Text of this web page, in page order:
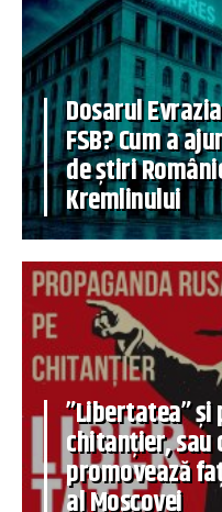
Dosarul
FSB? Cum a
de știri
Kremlinului
”Libertatea”
chitanțier, sau
promovează
al Moscovei